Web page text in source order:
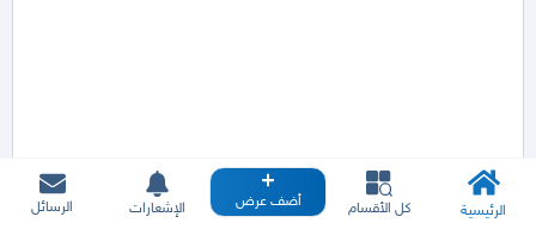
الرئيسية كل الأقسام أضف عرض الإشعارات الرسائل